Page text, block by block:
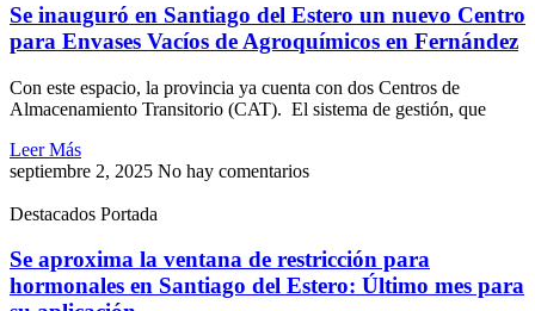
Se inauguró en Santiago del Estero un nuevo Centro
para Envases Vacíos de Agroquímicos en Fernández
Con este espacio, la provincia ya cuenta con dos Centros de
Almacenamiento Transitorio (CAT). El sistema de gestión, que
Leer Más
septiembre 2, 2025 No hay comentarios
Destacados Portada
Se aproxima la ventana de restricción para
hormonales en Santiago del Estero: Último mes para